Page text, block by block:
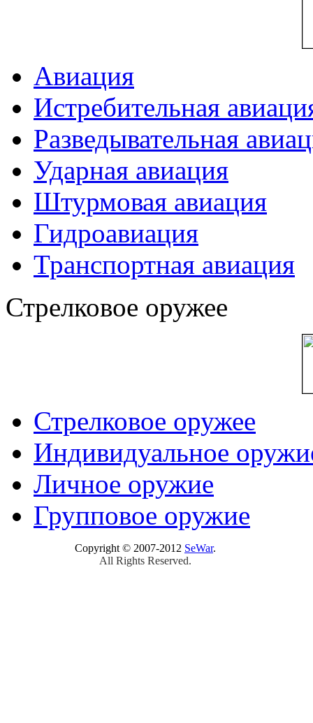
Авиация
Истребительная
Разведывательная
Ударная авиация
Штурмовая авиация
Гидроавиация
Транспортная авиация
Стрелковое оружее
Стрелковое оружее
Индивидуальное
Личное оружие
Групповое оружие
Copyright © 2007-2012 SeWar.
All Rights Reserved.